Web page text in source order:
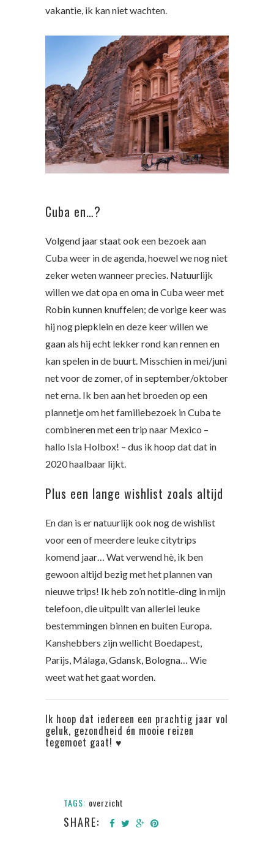
vakantie, ik kan niet wachten.
Cuba en…?
Volgend jaar staat ook een bezoek aan
Cuba weer in de agenda, hoewel we nog niet
zeker weten wanneer precies. Natuurlijk
willen we dat opa en oma in Cuba weer met
Robin kunnen knuffelen; de vorige keer was
hij nog piepklein en deze keer willen we
gaan als hij echt lekker rond kan rennen en
kan spelen in de buurt. Misschien in mei/juni
net voor de zomer, of in september/oktober
net erna. Ik ben aan het broeden op een
plannetje om het familiebezoek in Cuba te
combineren met een trip naar Mexico –
hallo Isla Holbox! – dus ik hoop dat dat in
2020 haalbaar lijkt.
Plus een lange wishlist zoals altijd
En dan is er natuurlijk ook nog de wishlist
voor een of meerdere leuke citytrips
komend jaar… Wat verwend hè, ik ben
gewoon altijd bezig met het plannen van
nieuwe trips! Ik heb zo’n notitie-ding in mijn
telefoon, die uitpuilt van allerlei leuke
bestemmingen binnen en buiten Europa.
Kanshebbers zijn wellicht Boedapest,
Parijs, Málaga, Gdansk, Bologna… Wie
weet wat het gaat worden.
Ik hoop dat iedereen een prachtig jaar vol
geluk, gezondheid én mooie reizen
tegemoet gaat! ♥
TAGS: overzicht
SHARE: